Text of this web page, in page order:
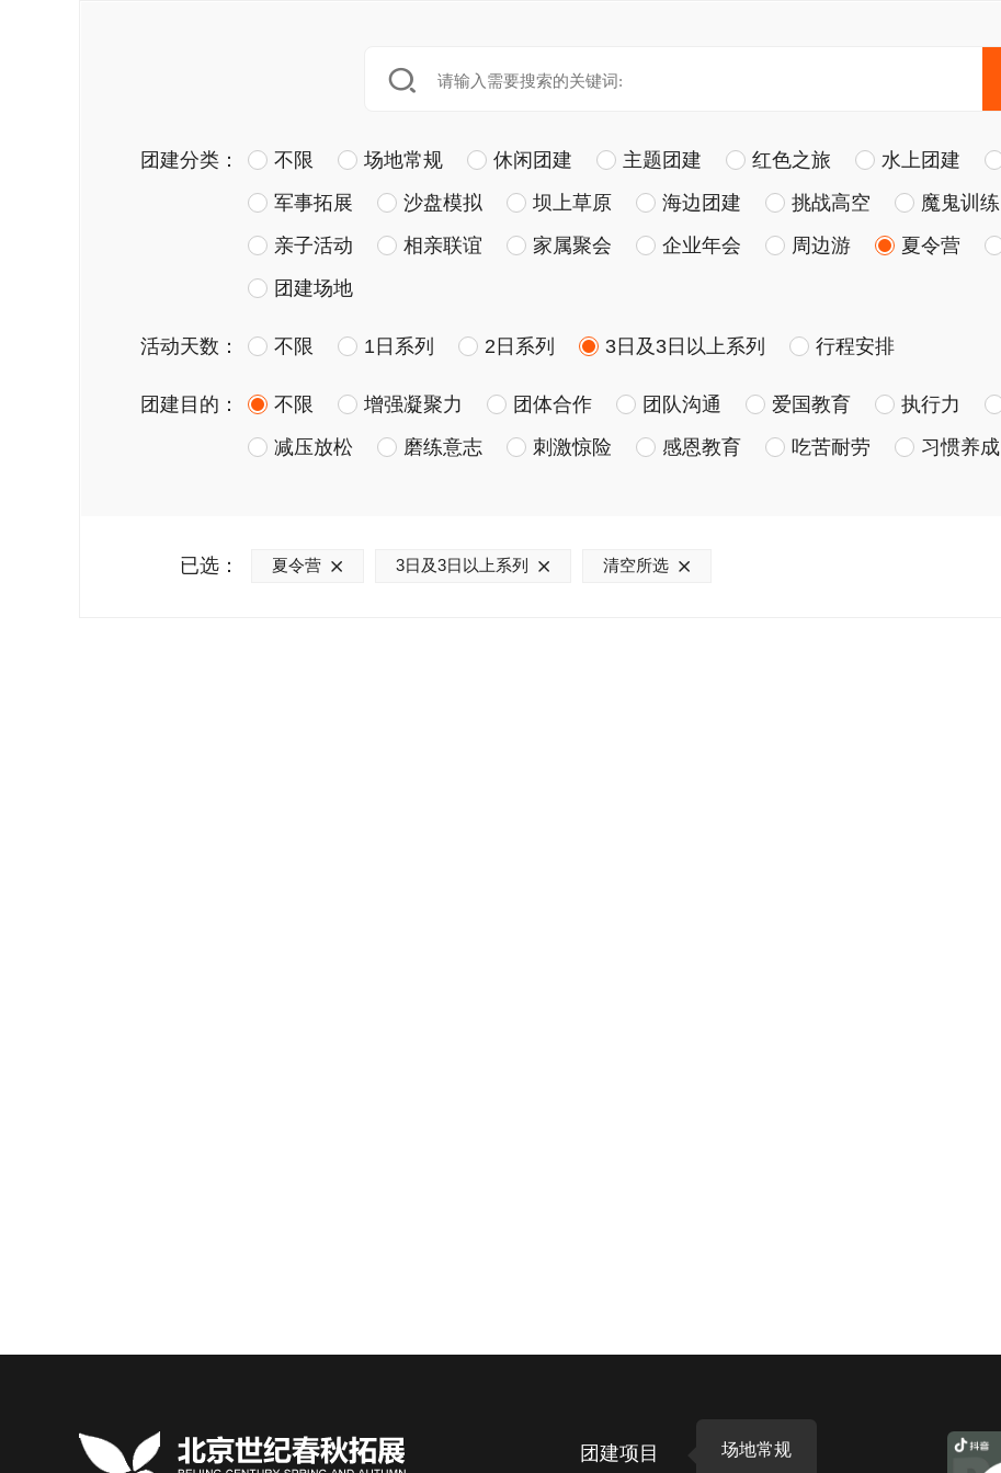
团建分类： 不限 场地常规 休闲团建 主题团建 红色之旅 水上团建
军事拓展
沙盘模拟 坝上草原 海边团建 挑战高空 魔鬼训练
亲子活动
相亲联谊 家属聚会 企业年会 周边游 夏令营
团建场地
活动天数： 不限 1日系列 2日系列 3日及3日以上系列 行程安排
团建目的： 不限 增强凝聚力 团体合作 团队沟通 爱国教育 执行力
减压放松
磨练意志 刺激惊险 感恩教育 吃苦耐劳 习惯养成
已选： 夏令营 3日及3日以上系列 清空所选
团建项目 场地常规